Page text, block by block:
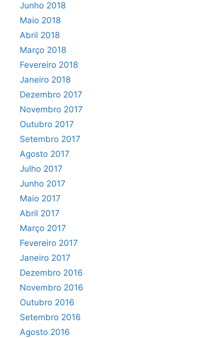
Junho 2018
Maio 2018
Abril 2018
Março 2018
Fevereiro 2018
Janeiro 2018
Dezembro 2017
Novembro 2017
Outubro 2017
Setembro 2017
Agosto 2017
Julho 2017
Junho 2017
Maio 2017
Abril 2017
Março 2017
Fevereiro 2017
Janeiro 2017
Dezembro 2016
Novembro 2016
Outubro 2016
Setembro 2016
Agosto 2016